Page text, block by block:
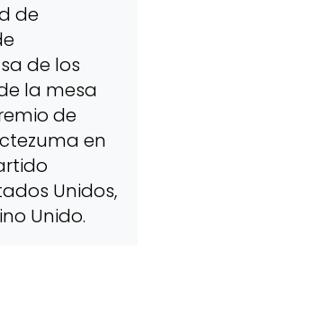
de
de los
la mesa
de
en
Unidos,
Unido.